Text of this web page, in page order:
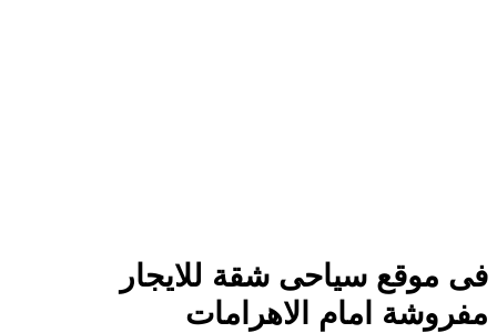
موقع سياحى شقة للايجار
امام الاهرامات